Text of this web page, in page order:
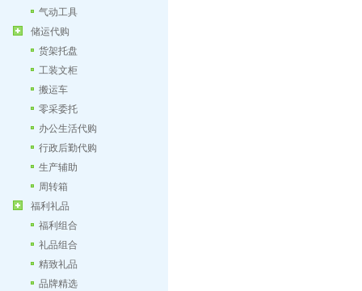
气动工具
储运代购
货架托盘
工装文柜
搬运车
零采委托
办公生活代购
行政后勤代购
生产辅助
周转箱
福利礼品
福利组合
礼品组合
精致礼品
品牌精选